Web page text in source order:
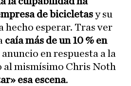
de bicicletasy su
hecho esperar. Tras ver
caía más de un 10 % en
en respuesta a la
mismísimo Chris Noth
esa escena.